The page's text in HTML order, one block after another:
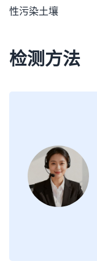
性污染土壤
检测方法